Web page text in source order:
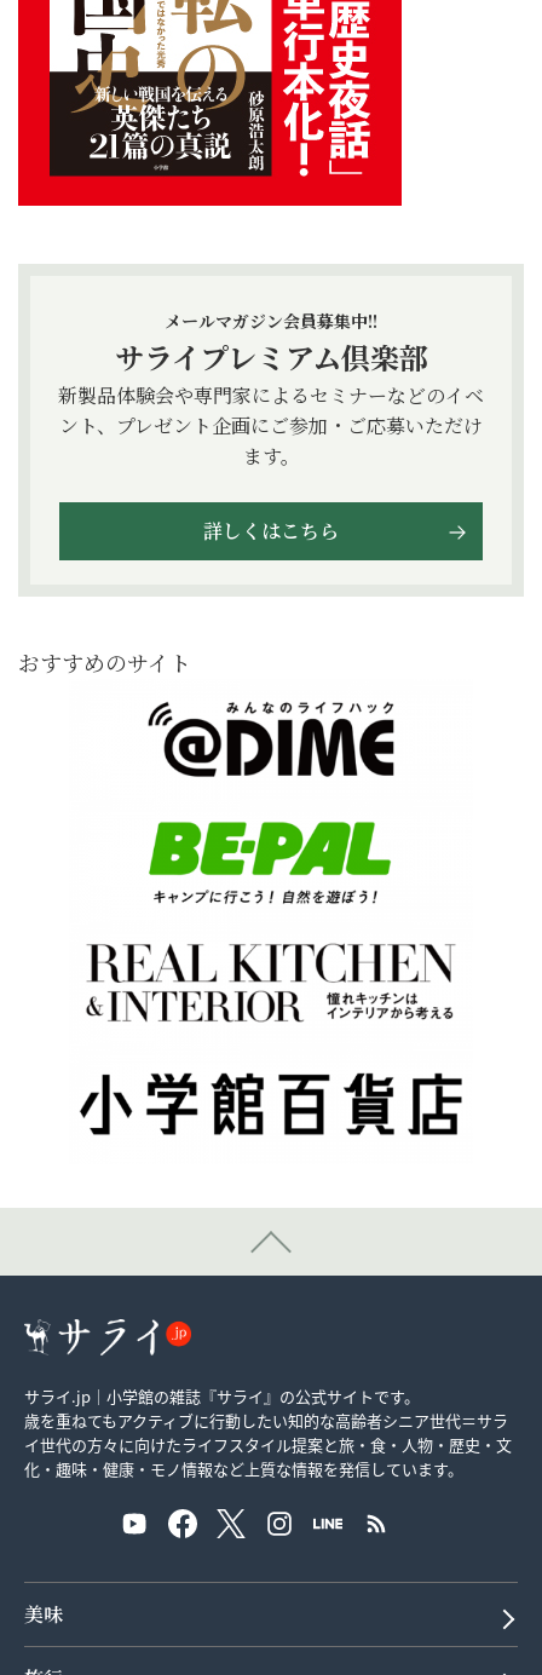
メールマガジン会員募集中!!
サライプレミアム倶楽部
新製品体験会や専門家によるセミナーなどのイベ
ント、プレゼント企画にご参加・ご応募いただけ
ます。
詳しくはこちら
おすすめのサイト
サライ.jp｜小学館の雑誌『サライ』の公式サイトです。
歳を重ねてもアクティブに行動したい知的な高齢者シニア世代＝サラ
イ世代の方々に向けたライフスタイル提案と旅・食・人物・歴史・文
化・趣味・健康・モノ情報など上質な情報を発信しています。
美味